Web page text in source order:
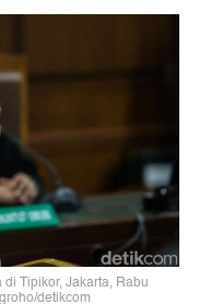
Tipikor, Jakarta, Rabu
detikcom